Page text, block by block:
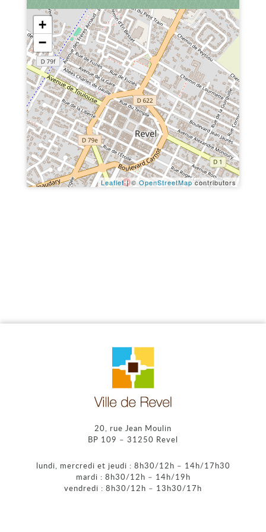
+
−
Leaflet| ©OpenStreetMapcontributors
20, rue Jean Moulin
BP 109 – 31250 Revel
lundi, mercredi et jeudi : 8h30/12h – 14h/17h30
mardi : 8h30/12h – 14h/19h
vendredi : 8h30/12h – 13h30/17h